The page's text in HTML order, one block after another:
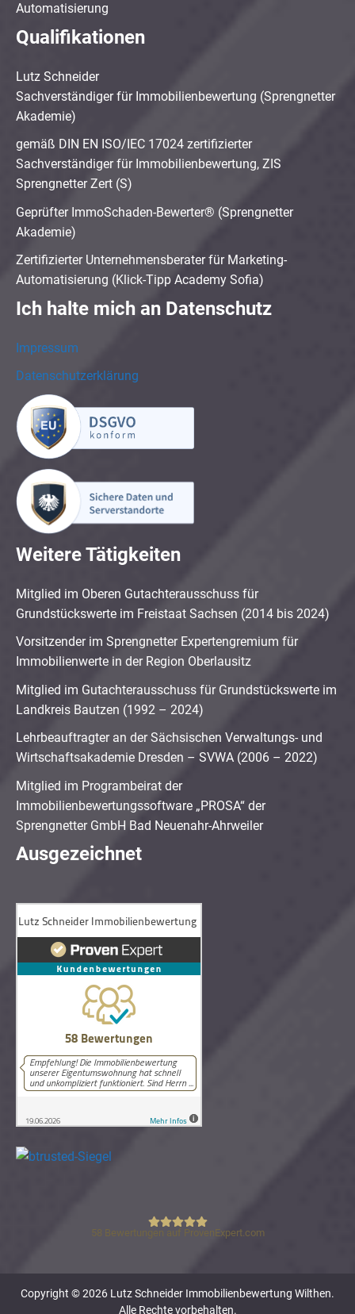
Automatisierung
Qualifikationen
Lutz Schneider
Sachverständiger für Immobilienbewertung (Sprengnetter
Akademie)
gemäß DIN EN ISO/IEC 17024 zertifizierter
Sachverständiger für Immobilienbewertung, ZIS
Sprengnetter Zert (S)
Geprüfter ImmoSchaden-Bewerter® (Sprengnetter
Akademie)
Zertifizierter Unternehmensberater für Marketing-
Automatisierung (Klick-Tipp Academy Sofia)
Ich halte mich an Datenschutz
Impressum
Datenschutzerklärung
Weitere Tätigkeiten
Mitglied im Oberen Gutachterausschuss für
Grundstückswerte im Freistaat Sachsen (2014 bis 2024)
Vorsitzender im Sprengnetter Expertengremium für
Immobilienwerte in der Region Oberlausitz
Mitglied im Gutachterausschuss für Grundstückswerte im
Landkreis Bautzen (1992 – 2024)
Lehrbeauftragter an der Sächsischen Verwaltungs- und
Wirtschaftsakademie Dresden – SVWA (2006 – 2022)
Mitglied im Programbeirat der
Immobilienbewertungssoftware „PROSA“ der
Sprengnetter GmbH Bad Neuenahr-Ahrweiler
Ausgezeichnet
Lutz Schneider Immobilienbewertung
58 Bewertungen auf ProvenExpert.com
Copyright © 2026 Lutz Schneider Immobilienbewertung Wilthen.
Alle Rechte vorbehalten.